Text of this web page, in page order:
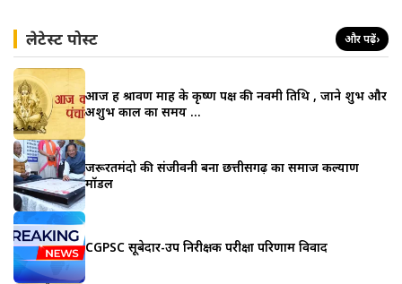
लेटेस्ट पोस्ट और पढ़ें›
आज हैं श्रावण माह के कृष्ण पक्ष की नवमी तिथि , जाने शुभ और
अशुभ काल का समय …
जरूरतमंदो की संजीवनी बना छत्तीसगढ़ का समाज कल्याण
मॉडल
CGPSC सूबेदार-उप निरीक्षक परीक्षा परिणाम विवाद